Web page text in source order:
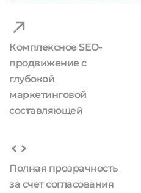
Комплексное SEO-
продвижение с
глубокой
маркетинговой
составляющей
Полная прозрачность
за счет согласования